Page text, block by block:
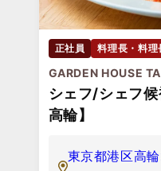
正社員 料理長・料理
GARDEN HOUSE
シェフ/シェフ
高輪】
東京都港区高